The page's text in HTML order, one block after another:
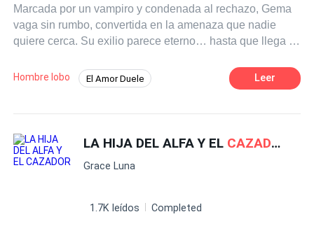
Marcada por un vampiro y condenada al rechazo, Gema
vaga sin rumbo, convertida en la amenaza que nadie
quiere cerca. Su exilio parece eterno… hasta que llega al
donde la oscuridad gobierna y nada es lo que parece.
cazadores, cambiaformas y vampiros, Gema
tanto como la necesita.
Hombre lobo El Amor Duele
Rechazo De Odio al Amor
Leer
LA HIJA DEL ALFA Y EL CAZADOR
Grace Luna
1.7K leídos Completed